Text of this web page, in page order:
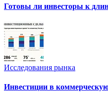
Готовы ли инвесторы к
Исследования рынка
Инвестиции в